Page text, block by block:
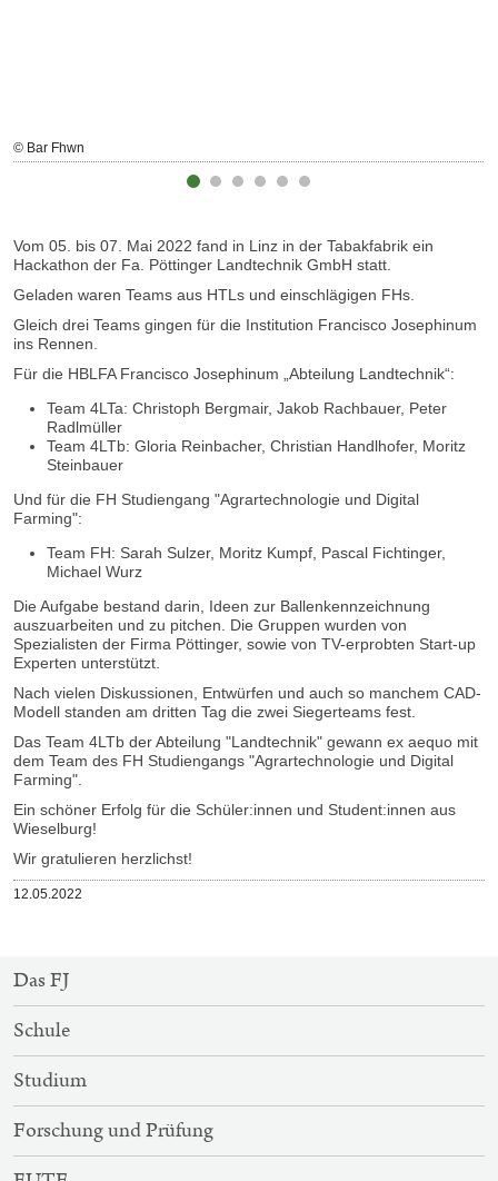
© Bar Fhwn
Vom 05. bis 07. Mai 2022 fand in Linz in der Tabakfabrik ein
Hackathon der Fa. Pöttinger Landtechnik GmbH statt.
Geladen waren Teams aus HTLs und einschlägigen FHs.
Gleich drei Teams gingen für die Institution Francisco Josephinum
ins Rennen.
Für die HBLFA Francisco Josephinum „Abteilung Landtechnik“:
Team 4LTa: Christoph Bergmair, Jakob Rachbauer, Peter
Radlmüller
Team 4LTb: Gloria Reinbacher, Christian Handlhofer, Moritz
Steinbauer
Und für die FH Studiengang "Agrartechnologie und Digital
Farming":
Team FH: Sarah Sulzer, Moritz Kumpf, Pascal Fichtinger,
Michael Wurz
Die Aufgabe bestand darin, Ideen zur Ballenkennzeichnung
auszuarbeiten und zu pitchen. Die Gruppen wurden von
Spezialisten der Firma Pöttinger, sowie von TV-erprobten Start-up
Experten unterstützt.
Nach vielen Diskussionen, Entwürfen und auch so manchem CAD-
Modell standen am dritten Tag die zwei Siegerteams fest.
Das Team 4LTb der Abteilung "Landtechnik" gewann ex aequo mit
dem Team des FH Studiengangs "Agrartechnologie und Digital
Farming".
Ein schöner Erfolg für die Schüler:innen und Student:innen aus
Wieselburg!
Wir gratulieren herzlichst!
Veröffentlicht
12.05.2022
SITEMAP-
NAVIGATION
Das FJ
Schule
Studium
Forschung und Prüfung